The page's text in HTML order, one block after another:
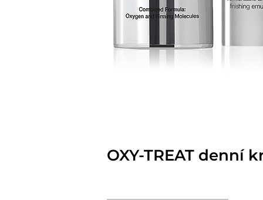
OXY-TREAT denní